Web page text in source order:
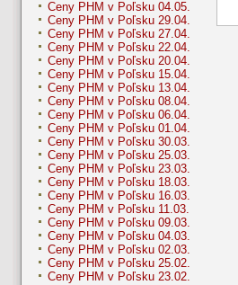
Ceny PHM v Poľsku 04.05.
Ceny PHM v Poľsku 29.04.
Ceny PHM v Poľsku 27.04.
Ceny PHM v Poľsku 22.04.
Ceny PHM v Poľsku 20.04.
Ceny PHM v Poľsku 15.04.
Ceny PHM v Poľsku 13.04.
Ceny PHM v Poľsku 08.04.
Ceny PHM v Poľsku 06.04.
Ceny PHM v Poľsku 01.04.
Ceny PHM v Poľsku 30.03.
Ceny PHM v Poľsku 25.03.
Ceny PHM v Poľsku 23.03.
Ceny PHM v Poľsku 18.03.
Ceny PHM v Poľsku 16.03.
Ceny PHM v Poľsku 11.03.
Ceny PHM v Poľsku 09.03.
Ceny PHM v Poľsku 04.03.
Ceny PHM v Poľsku 02.03.
Ceny PHM v Poľsku 25.02.
Ceny PHM v Poľsku 23.02.